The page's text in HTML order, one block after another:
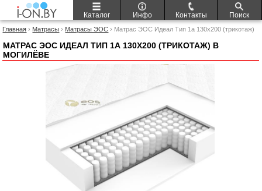
Каталог Инфо Контакты Поиск
Главная › Матрасы › Матрасы ЭОС › Матрас ЭОС Идеал Тип 1а 130x200 (трикотаж)
МАТРАС ЭОС ИДЕАЛ ТИП 1А 130X200 (ТРИКОТАЖ) В
МОГИЛЁВЕ